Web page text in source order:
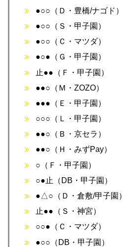
●○○（Ｄ・豊橋/ナゴド）
●○○（Ｓ・甲子園）
●○○（Ｃ・マツダ）
●○●（Ｇ・甲子園）
止●●（Ｆ・甲子園）
●●○（Ｍ・ZOZO）
●●●（Ｅ・甲子園）
○○○（Ｌ・甲子園）
●●○（Ｂ・京セラ）
●●○（Ｈ・みずPay）
○（Ｆ・甲子園）
○●止（DB・甲子園）
●△○（Ｄ・倉敷/甲子園）
止●●（Ｓ・神宮）
○○●（Ｃ・マツダ）
●○○（DB・甲子園）